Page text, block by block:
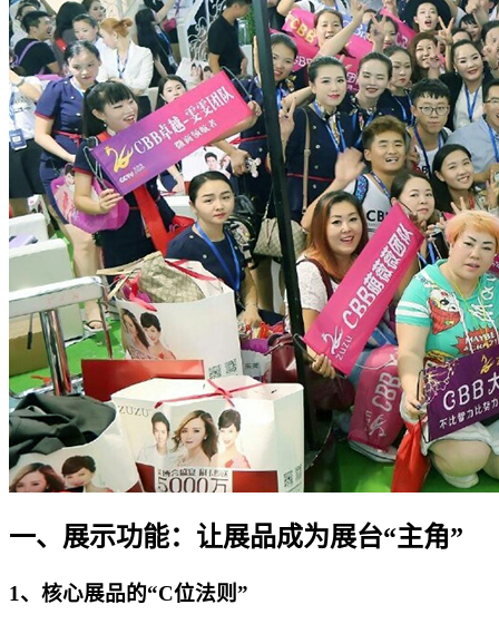
一、展示功能：让展品成为展台“主角”
1、核心展品的“C位法则”